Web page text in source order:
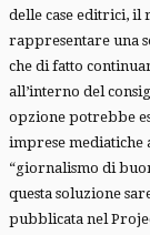
delle case editrici, il
rappresentare una
che di fatto
all’interno del
opzione potrebbe
imprese mediatiche
“giornalismo di
questa soluzione
pubblicata nel